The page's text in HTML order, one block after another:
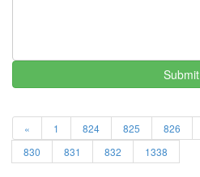
Submit
« 1 824 825 826
830
831 832 1338
AI
프
트
출